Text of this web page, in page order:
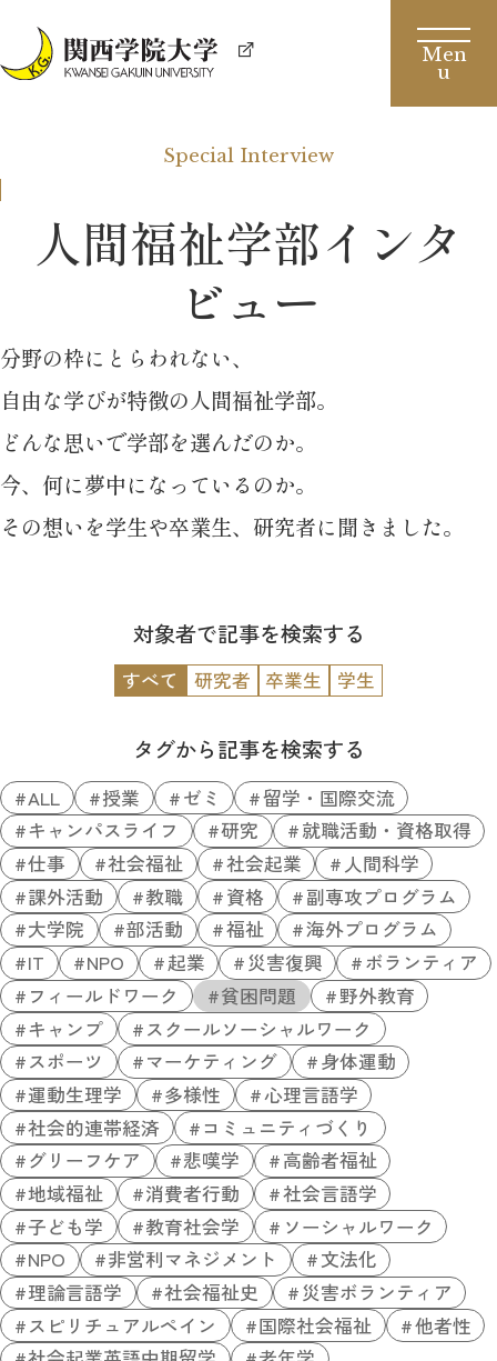
Special Interview
人間福祉学部インタ
ビュー
分野の枠にとらわれない、
自由な学びが特徴の人間福祉学部。
どんな思いで学部を選んだのか。
今、何に夢中になっているのか。
その想いを学生や卒業生、研究者に聞きました。
対象者で記事を検索する
すべて 研究者 卒業生 学生
タグから記事を検索する
ALL 授業 ゼミ
留学・国際交流
キャンパスライフ
研究
就職活動・資格取得
仕事
社会福祉 社会起業
人間科学
課外活動
教職 資格
副専攻プログラム
大学院
部活動 福祉
海外プログラム
IT
NPO 起業 災害復興
ボランティア
フィールドワーク
貧困問題
野外教育
キャンプ
スクールソーシャルワーク
スポーツ
マーケティング
身体運動
運動生理学
多様性
心理言語学
社会的連帯経済
コミュニティづくり
グリーフケア
悲嘆学
高齢者福祉
地域福祉
消費者行動
社会言語学
子ども学
教育社会学
ソーシャルワーク
NPO
非営利マネジメント
文法化
理論言語学
社会福祉史
災害ボランティア
スピリチュアルペイン
国際社会福祉
他者性